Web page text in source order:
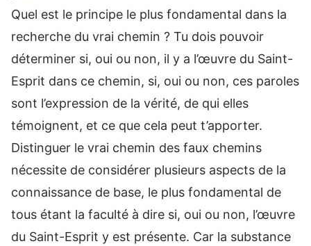
Quel est le principe le plus fondamental dans la
recherche du vrai chemin ? Tu dois pouvoir
déterminer si, oui ou non, il y a l’œuvre du Saint-
Esprit dans ce chemin, si, oui ou non, ces paroles
sont l’expression de la vérité, de qui elles
témoignent, et ce que cela peut t’apporter.
Distinguer le vrai chemin des faux chemins
nécessite de considérer plusieurs aspects de la
connaissance de base, le plus fondamental de
tous étant la faculté à dire si, oui ou non, l’œuvre
du Saint-Esprit y est présente. Car la substance